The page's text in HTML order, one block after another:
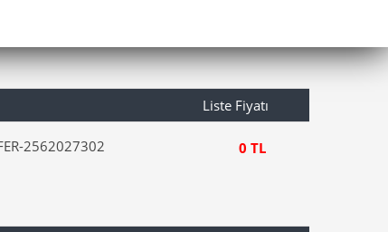
Liste Fiyatı
2562027302 0 TL